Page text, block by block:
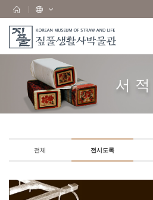
서 적
전체 전시도록